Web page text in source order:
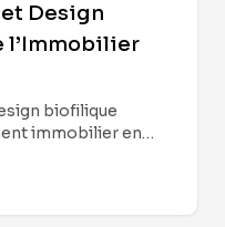
Design
l’Immobilier
biofilique
immobilier en
innovantes.